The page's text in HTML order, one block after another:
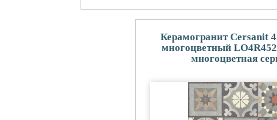
Керамогранит Cersanit
многоцветный
многоцветная